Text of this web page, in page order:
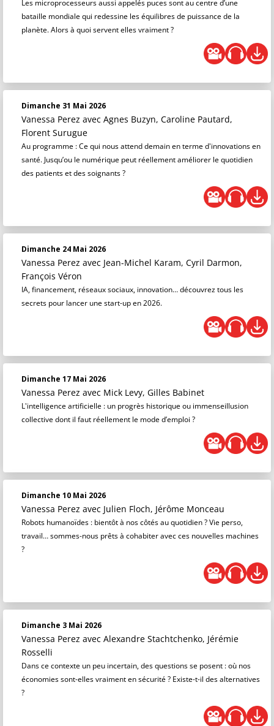
Les microprocesseurs aussi appelés puces sont au centre d’une
bataille mondiale qui redessine les équilibres de puissance de la
planète. Alors à quoi servent elles vraiment ?
Dimanche 31 Mai 2026
Vanessa Perez avec Agnes Buzyn, Caroline Pautard,
Florent Surugue
Au programme : Ce qui nous attend demain en terme d'innovations en
santé. Jusqu’ou le numérique peut réellement améliorer le quotidien
des patients et des soignants ?
Dimanche 24 Mai 2026
Vanessa Perez avec Jean-Michel Karam, Cyril Darmon,
François Véron
IA, financement, réseaux sociaux, innovation… découvrez tous les
secrets pour lancer une start-up en 2026.
Dimanche 17 Mai 2026
Vanessa Perez avec Mick Levy, Gilles Babinet
L'intelligence artificielle : un progrès historique ou immenseillusion
collective dont il faut réellement le mode d’emploi ?
Dimanche 10 Mai 2026
Vanessa Perez avec Julien Floch, Jérôme Monceau
Robots humanoïdes : bientôt à nos côtés au quotidien ? Vie perso,
travail… sommes-nous prêts à cohabiter avec ces nouvelles machines
?
Dimanche 3 Mai 2026
Vanessa Perez avec Alexandre Stachtchenko, Jérémie
Rosselli
Dans ce contexte un peu incertain, des questions se posent : où nos
économies sont-elles vraiment en sécurité ? Existe-t-il des alternatives
?